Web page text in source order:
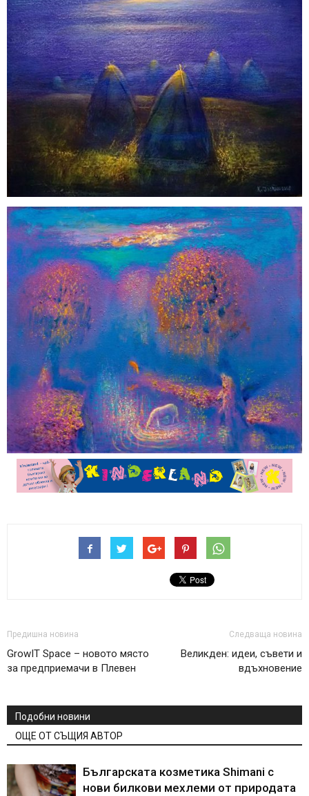
Предишна новина
GrowIT Space – новото място
за предприемачи в Плевен
Следваща новина
Великден: идеи, съвети и
вдъхновение
Подобни новини
ОЩЕ ОТ СЪЩИЯ АВТОР
Българската козметика Shimani с
нови билкови мехлеми от природата